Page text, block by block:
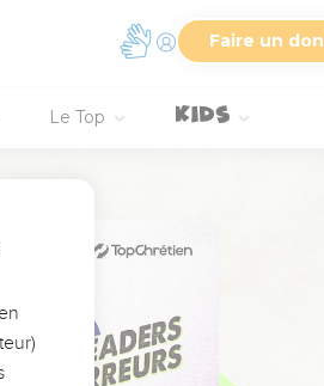
Faire un don
Le Top